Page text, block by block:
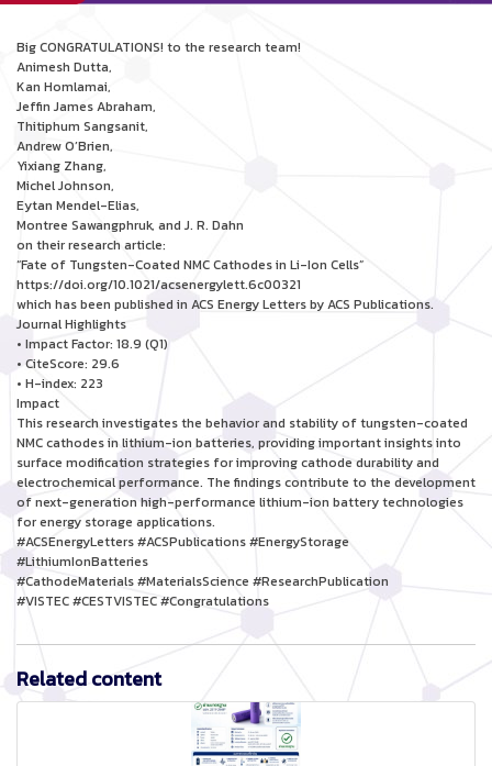
Big CONGRATULATIONS! to the research team!
Animesh Dutta,
Kan Homlamai,
Jeffin James Abraham,
Thitiphum Sangsanit,
Andrew O’Brien,
Yixiang Zhang,
Michel Johnson,
Eytan Mendel-Elias,
Montree Sawangphruk, and J. R. Dahn
on their research article:
“Fate of Tungsten-Coated NMC Cathodes in Li-Ion Cells”
https://doi.org/10.1021/acsenergylett.6c00321
which has been published in ACS Energy Letters by ACS Publications.
Journal Highlights
• Impact Factor: 18.9 (Q1)
• CiteScore: 29.6
• H-index: 223
Impact
This research investigates the behavior and stability of tungsten-coated
NMC cathodes in lithium-ion batteries, providing important insights into
surface modification strategies for improving cathode durability and
electrochemical performance. The findings contribute to the development
of next-generation high-performance lithium-ion battery technologies
for energy storage applications.
#ACSEnergyLetters #ACSPublications #EnergyStorage
#LithiumIonBatteries
#CathodeMaterials #MaterialsScience #ResearchPublication
#VISTEC #CESTVISTEC #Congratulations
Related content